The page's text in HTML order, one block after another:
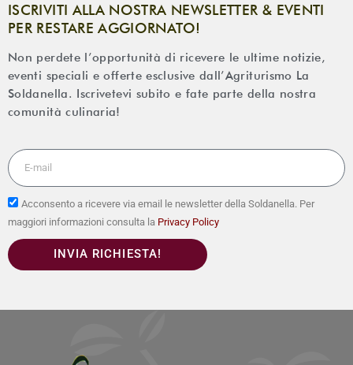
ISCRIVITI ALLA NOSTRA NEWSLETTER & EVENTI
PER RESTARE AGGIORNATO!
Non perdete l’opportunità di ricevere le ultime notizie,
eventi speciali e offerte esclusive dall’Agriturismo La
Soldanella. Iscrivetevi subito e fate parte della nostra
comunità culinaria!
Acconsento a ricevere via email le newsletter della Soldanella. Per
maggiori informazioni consulta la Privacy Policy
INVIA RICHIESTA!